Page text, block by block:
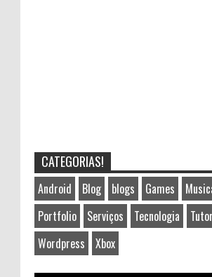
CATEGORIAS!
Android Blog blogs Games
Portfolio
Serviços Tecnologia
Wordpress
Xbox